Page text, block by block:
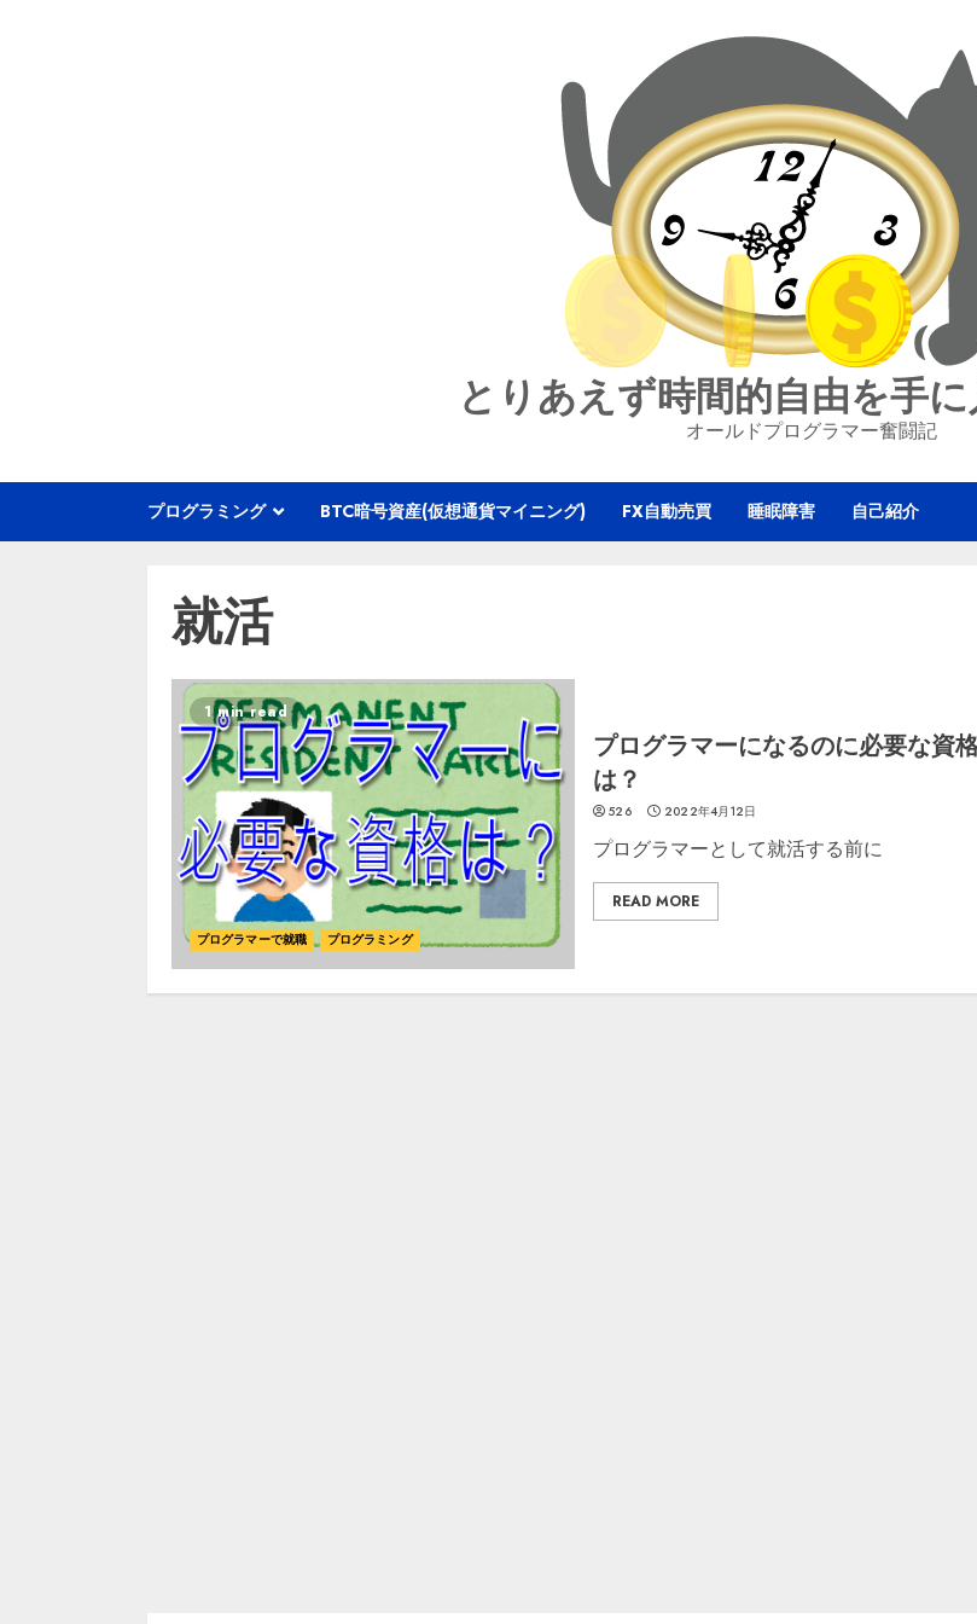
とりあえず時間的自由を手
オールドプログラマー奮闘記
プログラミング BTC暗号資産(仮想通貨マイニング) FX自動売買 睡眠障害 自己紹介
就活
1 min read
プログラマーで就職 プログラミング
プログラマーになるのに必要な資
は？
526 2022年4月12日
プログラマーとして就活する前に
READ MORE